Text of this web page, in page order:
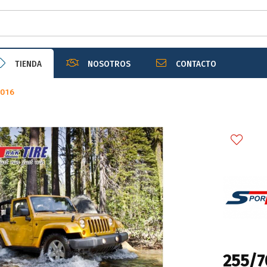
email
Enviar
TIENDA NOSOTROS CONTACTO
255/